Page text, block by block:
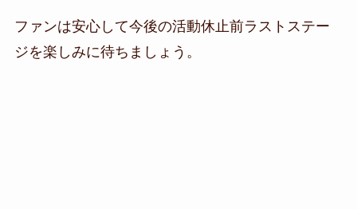
ファンは安心して今後の活動休止前ラストステー
ジを楽しみに待ちましょう。